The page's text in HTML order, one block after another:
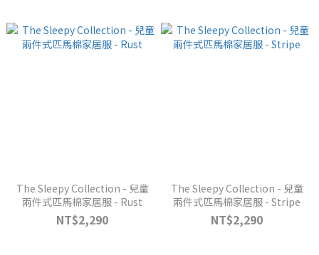
The Sleepy Collection - 兒童
兩件式匹馬棉家居服 - Rust
NT$2,290
The Sleepy Collection - 兒童
兩件式匹馬棉家居服 - Stripe
NT$2,290